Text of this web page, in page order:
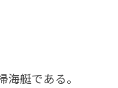
艇である。